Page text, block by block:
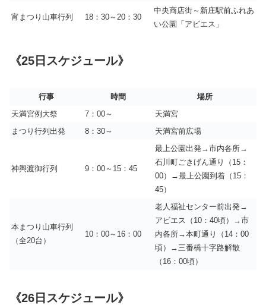
宵まつり山車行列 18：30～20：30
中央商店街～新庄駅前ふれあ
い公園「アビエス」
《25日スケジュール》
行事 時間
場所
天満宮例大祭
7：00～
天満宮
まつり行列出発
8：30～ 天満宮前広場
神輿渡御行列 9：00～15：45
最上公園出発→市内各所→
石川町ごきげん通り（15：
00）→最上公園到着（15：
45）
本まつり山車行列
（全20台）
10：00～16：00
老人福祉センター前出発→
アビエス（10：40頃）→市
内各所→本町通り（14：00
頃）→三番橋十字路解散
（16：00頃）
《26日スケジュール》